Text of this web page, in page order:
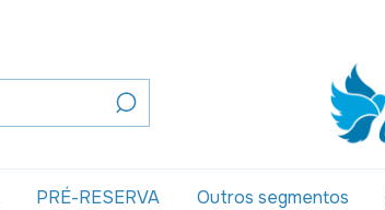
PRÉ-RESERVA Outros segmentos